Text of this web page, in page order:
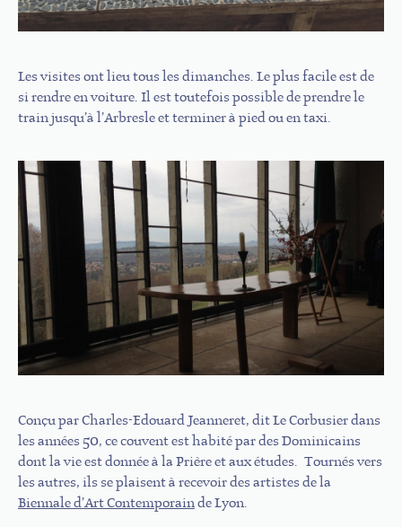
Les visites ont lieu tous les dimanches. Le plus facile est de
si rendre en voiture. Il est toutefois possible de prendre le
train jusqu’à l’Arbresle et terminer à pied ou en taxi.
Conçu par Charles-Edouard Jeanneret, dit Le Corbusier dans
les années 50, ce couvent est habité par des Dominicains
dont la vie est donnée à la Prière et aux études. Tournés vers
les autres, ils se plaisent à recevoir des artistes de la
Biennale d’Art Contemporainde Lyon.